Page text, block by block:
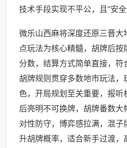
技术手段实现不平公，且“安全
微乐山西麻将深度还原三晋大
点玩法为核心精髓，胡牌后
分数，结算方式简单直接，符
胡牌规则贯穿多数地市玩法
色，开局规划至关重要，报听
后亮明不可换牌，胡牌番数
对性防守，博弈感拉满，混子
升胡牌概率，适合新手过渡，